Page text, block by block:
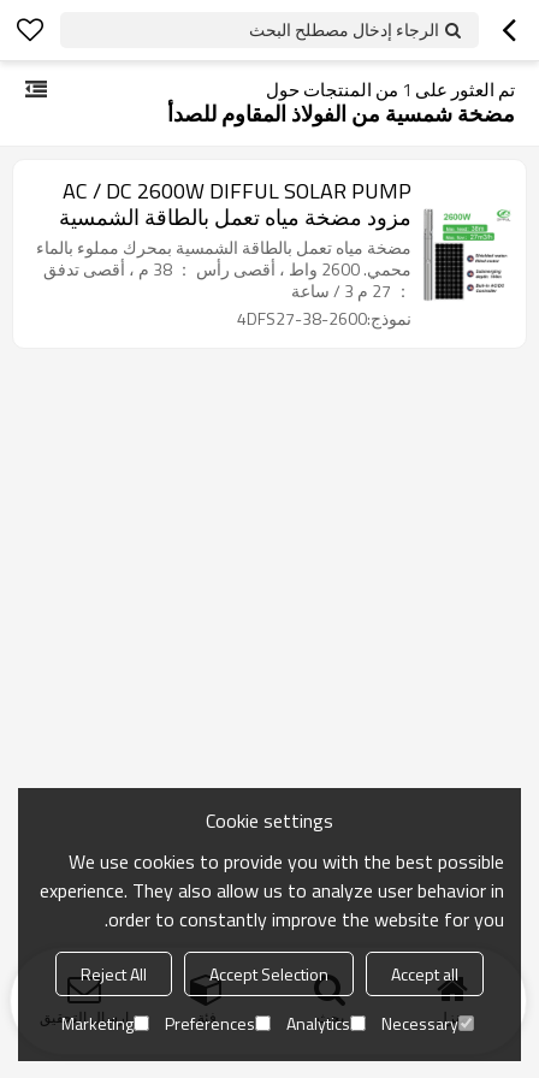
الرجاء إدخال مصطلح البحث
تم العثور على 1 من المنتجات حول
مضخة شمسية من الفولاذ المقاوم للصدأ
AC / DC 2600W DIFFUL SOLAR PUMP
مزود مضخة مياه تعمل بالطاقة الشمسية
مزود بمضخة شمسية بمحرك محمية بمياه
مملوءة بالري
مضخة مياه تعمل بالطاقة الشمسية بمحرك مملوء بالماء
محمي. 2600 واط ، أقصى رأس ： 38 م ، أقصى تدفق
： 27 م 3 / ساعة
نموذج:4DFS27-38-2600
منزل بحث فئة ارسال التحقيق
Cookie settings
We use cookies to provide you with the best possible
experience. They also allow us to analyze user behavior in
order to constantly improve the website for you.
Accept all
Accept Selection
Reject All
Necessary
Analytics
Preferences
Marketing